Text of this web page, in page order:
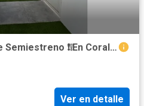
✔✔Alquilo Linda Casa De Semiestreno ❗❕En Corales 2 Piura 📌En Esquina Al Costado De Parque📌 📐103 M2 Confort, Espacio Y Tranquilidad ✔✔
Ver en detalle